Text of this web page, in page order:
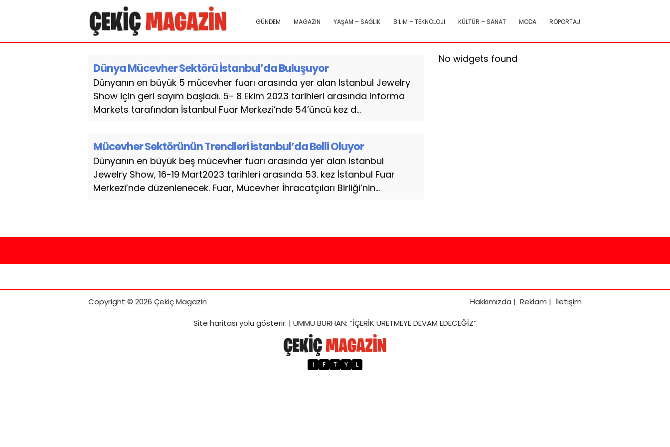
GÜNDEM MAGAZİN YAŞAM – SAĞLIK BİLİM – TEKNOLOJİ KÜLTÜR – SANAT MODA RÖPORTAJ
Dünya Mücevher Sektörü İstanbul’da Buluşuyor
Dünyanın en büyük 5 mücevher fuarı arasında yer alan Istanbul Jewelry
Show için geri sayım başladı. 5- 8 Ekim 2023 tarihleri arasında Informa
Markets tarafından İstanbul Fuar Merkezi’nde 54’üncü kez d...
Mücevher Sektörünün Trendleri İstanbul’da Belli Oluyor
Dünyanın en büyük beş mücevher fuarı arasında yer alan Istanbul
Jewelry Show, 16-19 Mart2023 tarihleri arasında 53. kez İstanbul Fuar
Merkezi’nde düzenlenecek. Fuar, Mücevher İhracatçıları Birliği’nin...
No widgets found
Copyright © 2026 Çekiç Magazin Hakkımızda | Reklam | İletişim
Site haritasıyolu gösterir. | ÜMMÜ BURHAN: ‘’İÇERİK ÜRETMEYE DEVAM EDECEĞİZ’’
I F T Y L